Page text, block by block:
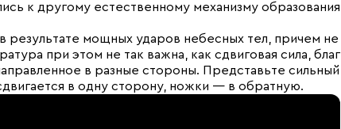
к другому естественному механизму образования
результате мощных ударов небесных тел, причем не
при этом не так важна, как сдвиговая сила, благ
в разные стороны. Представьте сильный
в одну сторону, ножки — в обратную.